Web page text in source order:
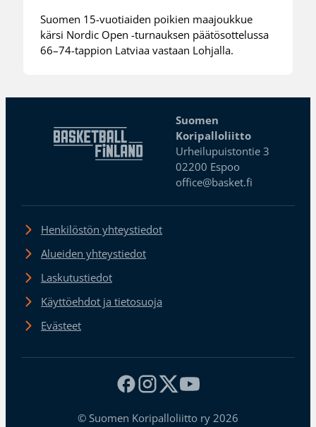
Suomen 15-vuotiaiden poikien maajoukkue
kärsi Nordic Open -turnauksen päätösottelussa
66–74-tappion Latviaa vastaan Lohjalla.
Suomen
Koripalloliitto
Urheilupuistontie 3
02200 Espoo
office@basket.fi
Henkilöstön yhteystiedot
Alueiden yhteystiedot
Laskutustiedot
Käyttöehdot ja tietosuoja
Evästeet
© Suomen Koripalloliitto ry 2026